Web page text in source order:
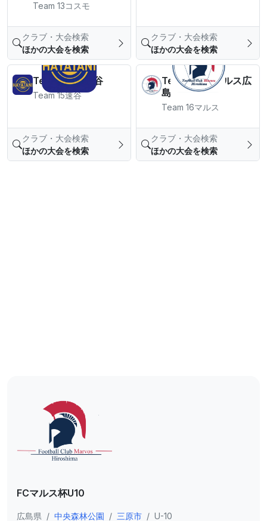
Team 13コスモ
クラブ・大会検索
ほかの大会を検索
クラブ・大会検索
ほかの大会を検索
Team 15FC速谷
Team 15速谷
クラブ・大会検索
ほかの大会を検索
Team 16FCマルス広
島
Team 16マルス
クラブ・大会検索
ほかの大会を検索
FCマルス杯U10
広島県 / 中央森林公園 / 三原市 / U-10